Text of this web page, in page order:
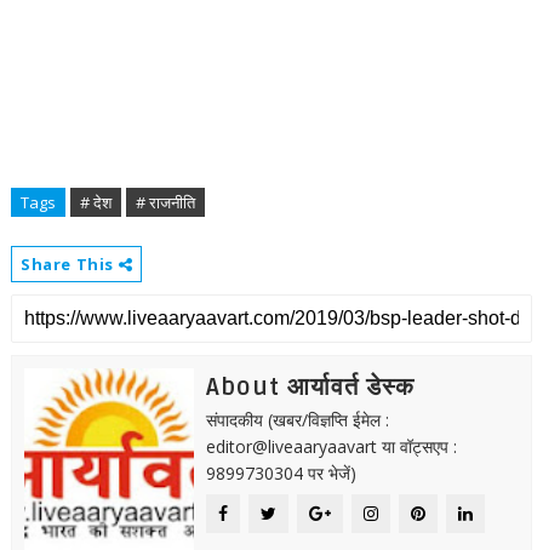
Tags # देश # राजनीति
Share This
About आर्यावर्त डेस्क
संपादकीय (खबर/विज्ञप्ति ईमेल :
editor@liveaaryaavart या वॉट्सएप :
9899730304 पर भेजें)